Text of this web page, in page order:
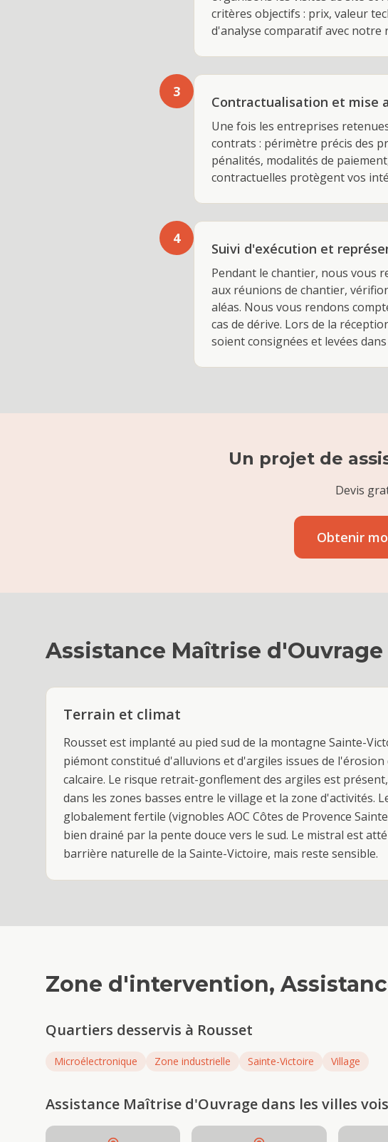
critères objectifs : prix, valeur
d'analyse comparatif avec notre
3
Contractualisation et mise
Une fois les entreprises
contrats : périmètre précis des
pénalités, modalités de
contractuelles protègent vos
4
Suivi d'exécution et
Pendant le chantier, nous vous
aux réunions de chantier,
aléas. Nous vous rendons
cas de dérive. Lors de la
soient consignées et levées dans
Un projet de
Devis
Obtenir
Assistance Maîtrise d'Ouvrage
Terrain et climat
Rousset est implanté au pied sud de la montagne Sainte-
piémont constitué d'alluvions et d'argiles issues de l'érosion
calcaire. Le risque retrait-gonflement des argiles est
dans les zones basses entre le village et la zone d'activités.
globalement fertile (vignobles AOC Côtes de Provence
bien drainé par la pente douce vers le sud. Le mistral est
barrière naturelle de la Sainte-Victoire, mais reste sensible.
Zone d'intervention,
Quartiers desservis à Rousset
Microélectronique Zone industrielle Sainte-Victoire Village
Assistance Maîtrise d'Ouvrage dans les villes